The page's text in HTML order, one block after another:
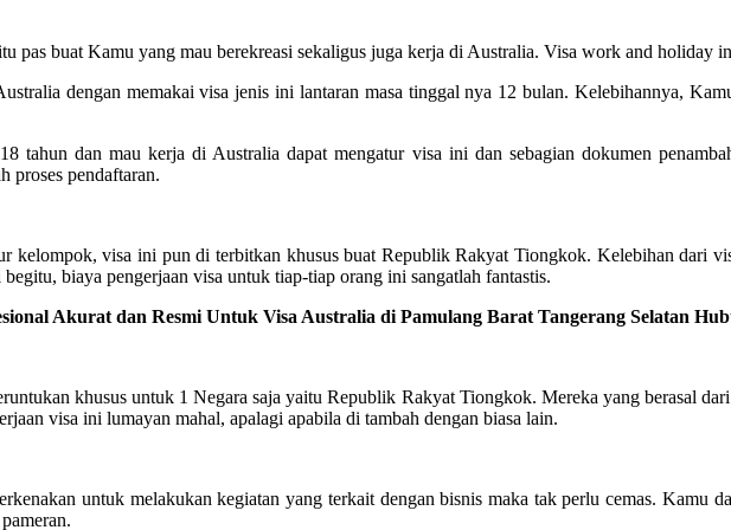
pas buat Kamu yang mau berekreasi sekaligus juga kerja di Australia. Visa work and holiday
dengan memakai visa jenis ini lantaran masa tinggal nya 12 bulan. Kelebihannya,
tahun dan mau kerja di Australia dapat mengatur visa ini dan sebagian dokumen
proses pendaftaran.
kelompok, visa ini pun di terbitkan khusus buat Republik Rakyat Tiongkok. Kelebihan dari
biaya pengerjaan visa untuk tiap-tiap orang ini sangatlah fantastis.
Akurat dan Resmi Untuk Visa Australia di Pamulang Barat Tangerang Selatan
khusus untuk 1 Negara saja yaitu Republik Rakyat Tiongkok. Mereka yang berasal
visa ini lumayan mahal, apalagi apabila di tambah dengan biasa lain.
untuk melakukan kegiatan yang terkait dengan bisnis maka tak perlu cemas. Kamu